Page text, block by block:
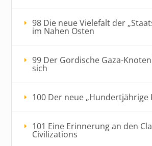
98 Die neue Vielefalt der
im Nahen Osten
99 Der Gordische Gaza-
sich
100 Der neue „Hundertjährige
101 Eine Erinnerung an den
Civilizations